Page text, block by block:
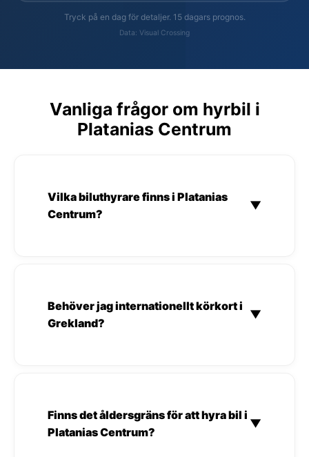
Tryck på en dag för detaljer. 15 dagars prognos.
Data: Visual Crossing
Vanliga frågor om hyrbil i
Platanias Centrum
Vilka biluthyrare finns i Platanias
Centrum?
▼
Behöver jag internationellt körkort i
Grekland?
▼
Finns det åldersgräns för att hyra bil i
Platanias Centrum?
▼